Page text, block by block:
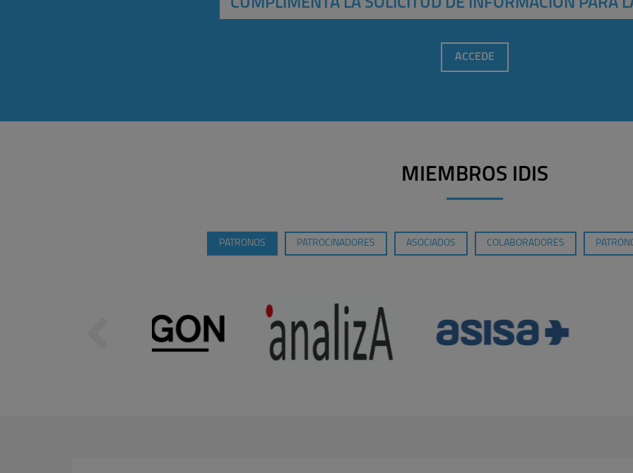
CUMPLIMENTA LA SOLICITUD DE INFORMACIÓN PARA
ACCEDE
MIEMBROS IDIS
PATRONOS PATROCINADORES ASOCIADOS COLABORADORES